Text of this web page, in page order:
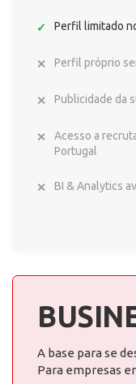
Perfil limitado
Perfil próprio
Publicidade da
Acesso a
Portugal
BI & Analytics
A base para se
Para empresas